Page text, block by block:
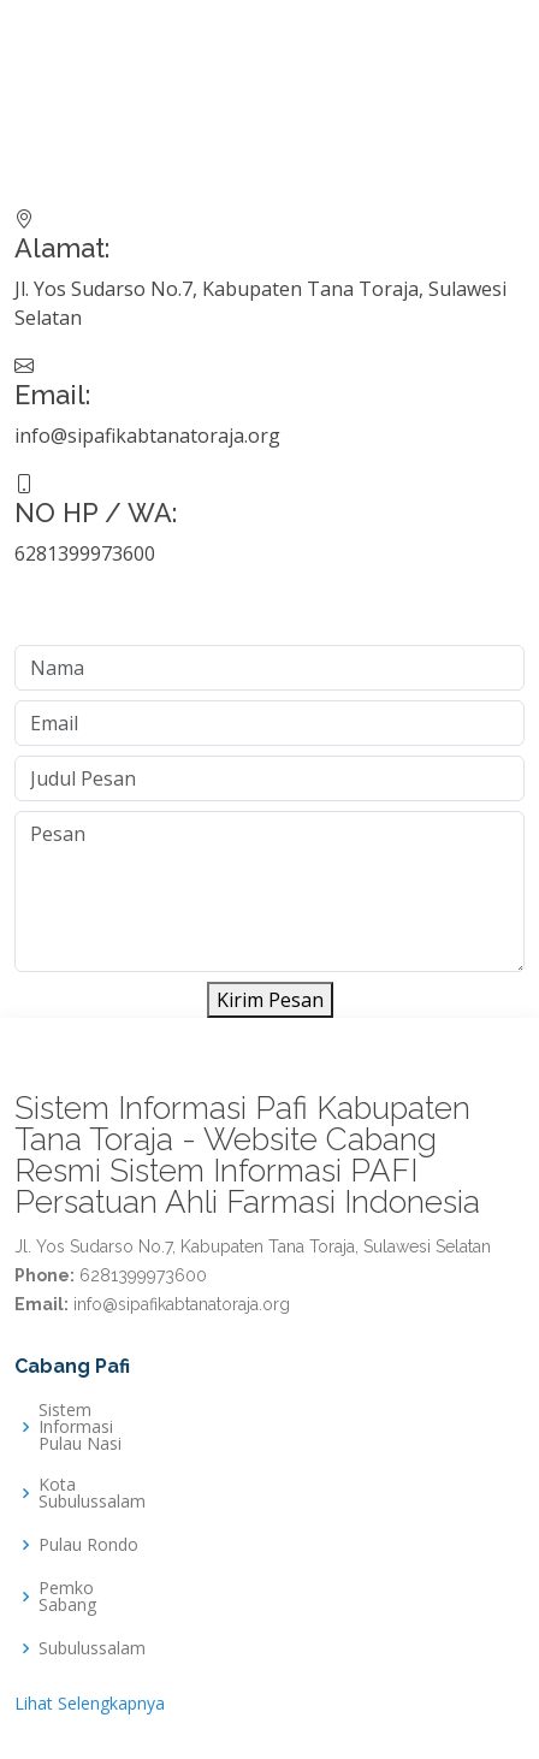
Alamat:
Jl. Yos Sudarso No.7, Kabupaten Tana Toraja, Sulawesi
Selatan
Email:
info@sipafikabtanatoraja.org
NO HP / WA:
6281399973600
Kirim Pesan
Sistem Informasi Pafi Kabupaten
Tana Toraja - Website Cabang
Resmi Sistem Informasi PAFI
Persatuan Ahli Farmasi Indonesia
Jl. Yos Sudarso No.7, Kabupaten Tana Toraja, Sulawesi Selatan
Phone: 6281399973600
Email: info@sipafikabtanatoraja.org
Cabang Pafi
Sistem
Informasi
Pulau Nasi
Kota
Subulussalam
Pulau Rondo
Pemko
Sabang
Subulussalam
Lihat Selengkapnya